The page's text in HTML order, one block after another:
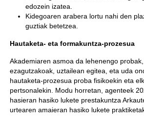
edozein izatea.
Kidegoaren arabera lortu nahi den
guztiak betetzea.
Hautaketa- eta formakuntza-prozesua
Akademiaren asmoa da lehenengo
ezagutzakoak, uztailean egitea, eta uda
hautaketa-prozesua proba fisikoekin eta
pertsonalekin. Modu horretan, agenteek
hasieran hasiko lukete prestakuntza
urtearen amaieran hasiko lukete